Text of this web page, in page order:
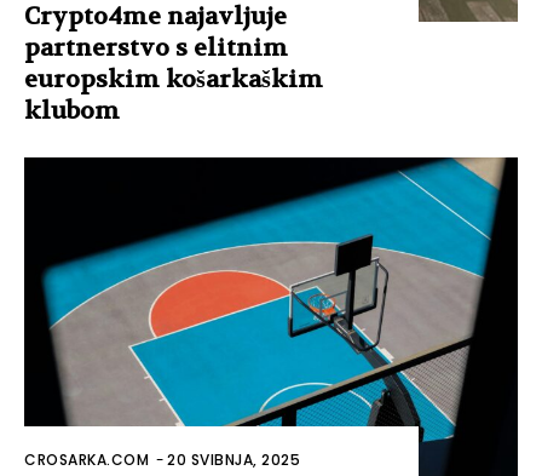
Crypto4me najavljuje
partnerstvo s elitnim
europskim košarkaškim
klubom
CROSARKA.COM -20 SVIBNJA, 2025